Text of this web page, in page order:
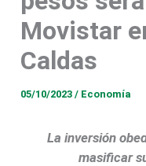
Movistar
Caldas
05/10/2023/ Economía
La inversión
masificar